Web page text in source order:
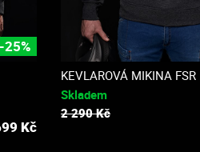
-25%
Kč
KEVLAROVÁ MIKINA FSR
Skladem
2 290 Kč